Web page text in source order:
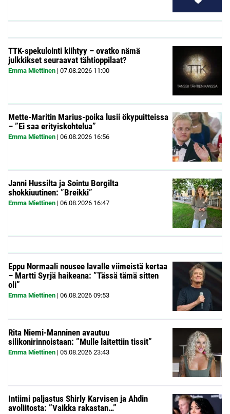
TTK-spekulointi kiihtyy – ovatko nämä
julkkikset seuraavat tähtioppilaat?
Emma Miettinen | 07.08.2026 11:00
Mette-Maritin Marius-poika lusii ökypuitteissa
– ”Ei saa erityiskohtelua”
Emma Miettinen | 06.08.2026 16:56
Janni Hussilta ja Sointu Borgilta
shokkiuutinen: ”Breikki”
Emma Miettinen | 06.08.2026 16:47
Eppu Normaali nousee lavalle viimeistä kertaa
– Martti Syrjä haikeana: ”Tässä tämä sitten
oli”
Emma Miettinen | 06.08.2026 09:53
Rita Niemi-Manninen avautuu
silikonirinnoistaan: ”Mulle laitettiin tissit”
Emma Miettinen | 05.08.2026 23:43
Intiimi paljastus Shirly Karvisen ja Ahdin
avoliitosta: ”Vaikka rakastan…”